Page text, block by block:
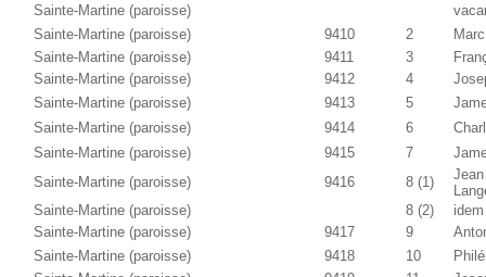
Sainte-Martine (paroisse)
Sainte-Martine (paroisse)
9410 2
Sainte-Martine (paroisse)
9411 3
Sainte-Martine (paroisse)
9412 4
Sainte-Martine (paroisse)
9413 5
Sainte-Martine (paroisse)
9414 6
Sainte-Martine (paroisse)
9415 7
Sainte-Martine (paroisse)
9416 8 (1)
Sainte-Martine (paroisse)
8 (2)
idem
Sainte-Martine (paroisse)
9417 9
Sainte-Martine (paroisse)
9418 10